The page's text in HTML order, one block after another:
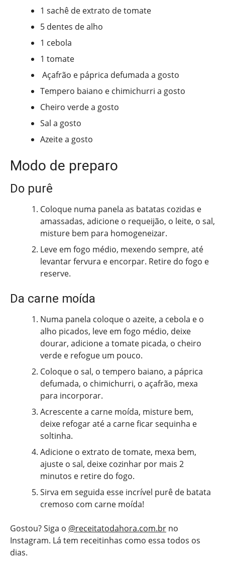
1 sachê de extrato de tomate
5 dentes de alho
1 cebola
1 tomate
Açafrão e páprica defumada a gosto
Tempero baiano e chimichurri a gosto
Cheiro verde a gosto
Sal a gosto
Azeite a gosto
Modo de preparo
Do purê
Coloque numa panela as batatas cozidas e
amassadas, adicione o requeijão, o leite, o sal,
misture bem para homogeneizar.
Leve em fogo médio, mexendo sempre, até
levantar fervura e encorpar. Retire do fogo e
reserve.
Da carne moída
Numa panela coloque o azeite, a cebola e o
alho picados, leve em fogo médio, deixe
dourar, adicione a tomate picada, o cheiro
verde e refogue um pouco.
Coloque o sal, o tempero baiano, a páprica
defumada, o chimichurri, o açafrão, mexa
para incorporar.
Acrescente a carne moída, misture bem,
deixe refogar até a carne ficar sequinha e
soltinha.
Adicione o extrato de tomate, mexa bem,
ajuste o sal, deixe cozinhar por mais 2
minutos e retire do fogo.
Sirva em seguida esse incrível purê de batata
cremoso com carne moída!
Gostou? Siga o @receitatodahora.com.br no
Instagram. Lá tem receitinhas como essa todos os
dias.